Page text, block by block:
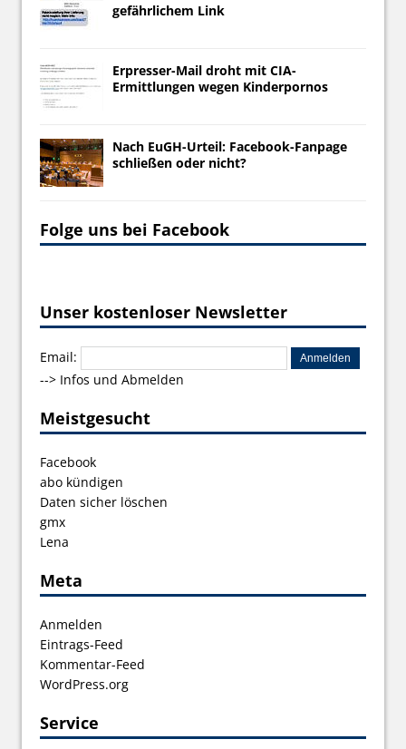
gefährlichem Link
Erpresser-Mail droht mit CIA-
Ermittlungen wegen Kinderpornos
Nach EuGH-Urteil: Facebook-Fanpage
schließen oder nicht?
Folge uns bei Facebook
Unser kostenloser Newsletter
Email:
--> Infos und Abmelden
Meistgesucht
Facebook
abo kündigen
Daten sicher löschen
gmx
Lena
Meta
Anmelden
Eintrags-Feed
Kommentar-Feed
WordPress.org
Service